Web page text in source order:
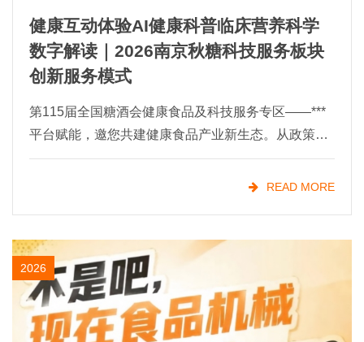
健康互动体验AI健康科普临床营养科学
数字解读｜2026南京秋糖科技服务板块
创新服务模式
第115届全国糖酒会健康食品及科技服务专区——***
平台赋能，邀您共建健康食品产业新生态。从政策风
口到市场刚需，健康食品的"黄金时代"已经开启！
READ MORE
2026